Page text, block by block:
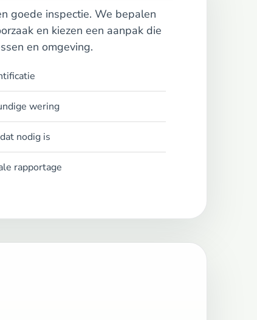
goede inspectie. We bepalen
en kiezen een aanpak die
en omgeving.
wering
nodig is
rapportage